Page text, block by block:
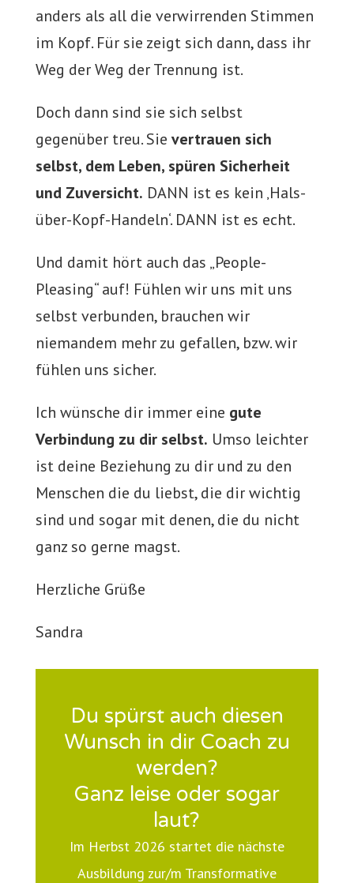
anders als all die verwirrenden Stimmen
im Kopf. Für sie zeigt sich dann, dass ihr
Weg der Weg der Trennung ist.
Doch dann sind sie sich selbst
gegenüber treu. Sie vertrauen sich
selbst, dem Leben, spüren Sicherheit
und Zuversicht. DANN ist es kein ‚Hals-
über-Kopf-Handeln‘. DANN ist es echt.
Und damit hört auch das „People-
Pleasing“ auf! Fühlen wir uns mit uns
selbst verbunden, brauchen wir
niemandem mehr zu gefallen, bzw. wir
fühlen uns sicher.
Ich wünsche dir immer eine gute
Verbindung zu dir selbst. Umso leichter
ist deine Beziehung zu dir und zu den
Menschen die du liebst, die dir wichtig
sind und sogar mit denen, die du nicht
ganz so gerne magst.
Herzliche Grüße
Sandra
Du spürst auch diesen
Wunsch in dir Coach zu
werden?
Ganz leise oder sogar
laut?
Im Herbst 2026 startet die nächste
Ausbildung zur/m Transformative